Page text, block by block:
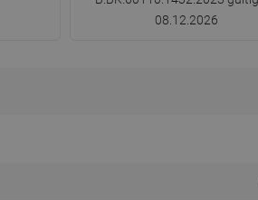
08.12.2026